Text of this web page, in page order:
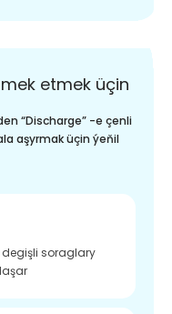
etmek üçin
“Discharge” -e çenli
aşyrmak üçin ýeňil
soraglary